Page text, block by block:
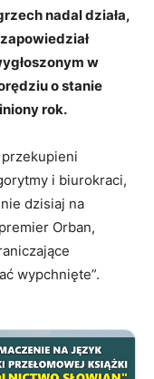
nadal działa,
w
o stanie
rok.
i biurokraci,
dzisiaj na
Orban,
wypchnięte”.